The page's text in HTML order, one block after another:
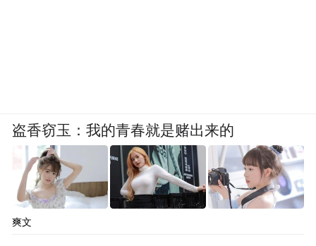
盗香窃玉：我的青春就是赌出来的
爽文